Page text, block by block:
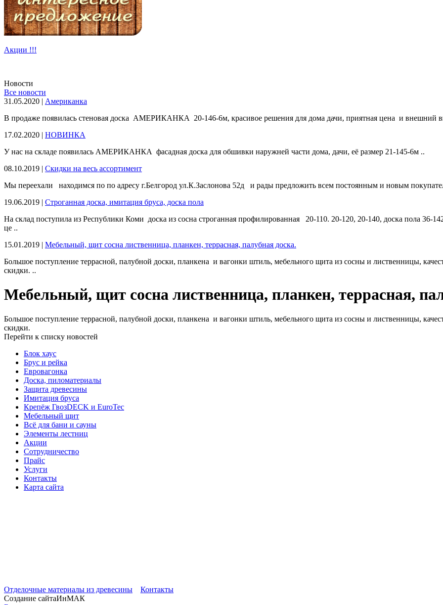
Акции !!!
Новости
Все новости
31.05.2020 | Американка
В продаже появилась стеновая доска АМЕРИКАНКА 20-146-6м, красивое решения для дома дачи, приятная цена и внешний
17.02.2020 | НОВИНКА
У нас на складе появилась АМЕРИКАНКА фасадная доска для обшивки наружней части дома, дачи, её размер 21-145-6м ..
08.10.2019 | Скидки на весь ассортимент
Мы переехали находимся по по адресу г.Белгород ул.К.Заслонова 52д и рады предложить всем постоянным и новым
19.06.2019 | Строганная доска, имитация бруса, доска пола
На склад поступила из Республики Коми доска из сосна строганная профилированная 20-110. 20-120, 20-140, доска пола 36-
це ..
15.01.2019 | Мебельный, щит сосна лиственница, планкен, террасная, палубная доска.
Большое поступление террасной, палубной доски, планкена и вагонки штиль, мебельного щита из сосны и лиственницы,
скидки. ..
Мебельный, щит сосна лиственница, планкен, террасная,
Большое поступление террасной, палубной доски, планкена и вагонки штиль, мебельного щита из сосны и лиственницы,
скидки.
Перейти к списку новостей
Блок хаус
Брус и рейка
Евровагонка
Доска, пиломатериалы
Защита древесины
Имитация бруса
Крепёж ГвозDECK и EuroTec
Мебельный щит
Всё для бани и сауны
Элементы лестниц
Акции
Сотрудничество
Прайс
Услуги
Контакты
Карта сайта
Отделочные материалы из древесины
Контакты
Создание сайтаИнМАК